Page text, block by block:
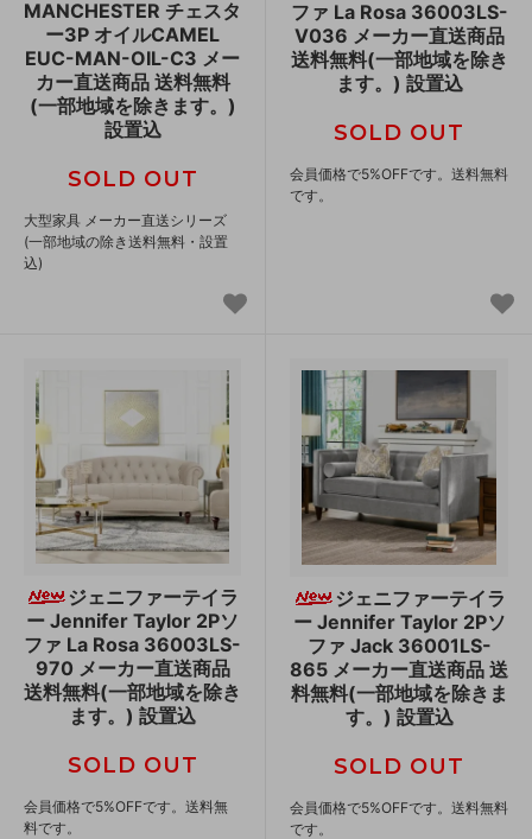
MANCHESTER チェスタ
ー3P オイルCAMEL
EUC-MAN-OIL-C3 メー
カー直送商品 送料無料
(一部地域を除きます。)
設置込
SOLD OUT
大型家具 メーカー直送シリーズ
(一部地域の除き送料無料・設置
込)
ファ La Rosa 36003LS-
V036 メーカー直送商品
送料無料(一部地域を除き
ます。) 設置込
SOLD OUT
会員価格で5%OFFです。送料無料
です。
ジェニファーテイラ
ー Jennifer Taylor 2Pソ
ファ La Rosa 36003LS-
970 メーカー直送商品
送料無料(一部地域を除き
ます。) 設置込
SOLD OUT
会員価格で5%OFFです。送料無
料です。
ジェニファーテイラ
ー Jennifer Taylor 2Pソ
ファ Jack 36001LS-
865 メーカー直送商品 送
料無料(一部地域を除きま
す。) 設置込
SOLD OUT
会員価格で5%OFFです。送料無料
です。